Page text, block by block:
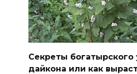
Секреты богатырского
дайкона или как